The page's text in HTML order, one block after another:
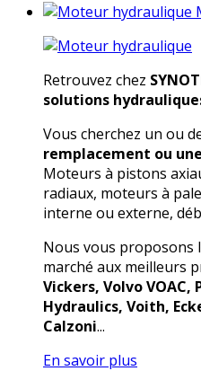
Retrouvez chez
solutions
Vous cherchez un ou
remplacement ou
Moteurs à pistons
radiaux, moteurs à
interne ou externe,
Nous vous proposons
marché aux meilleurs
Vickers, Volvo VOAC,
Hydraulics, Voith,
Calzoni...
En savoir plus